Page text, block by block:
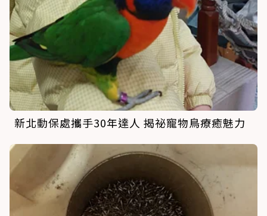
新北動保處攜手30年達人 揭祕寵物鳥療癒魅力